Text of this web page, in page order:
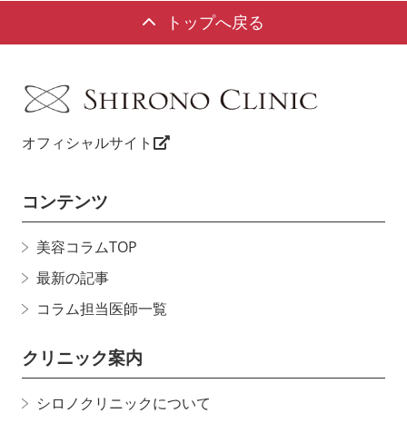
トップへ戻る
オフィシャルサイト
コンテンツ
美容コラムTOP
最新の記事
コラム担当医師一覧
クリニック案内
シロノクリニックについて